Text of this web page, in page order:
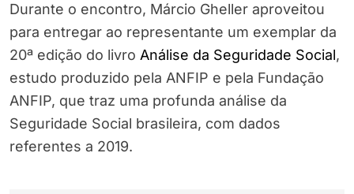
Durante o encontro, Márcio Gheller aproveitou
para entregar ao representante um exemplar da
20ª edição do livro Análise da Seguridade Social,
estudo produzido pela ANFIP e pela Fundação
ANFIP, que traz uma profunda análise da
Seguridade Social brasileira, com dados
referentes a 2019.